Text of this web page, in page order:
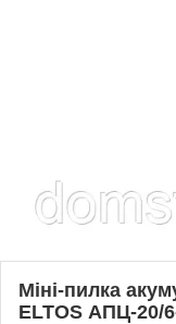
Міні-пилка
ELTOS АПЦ-20/